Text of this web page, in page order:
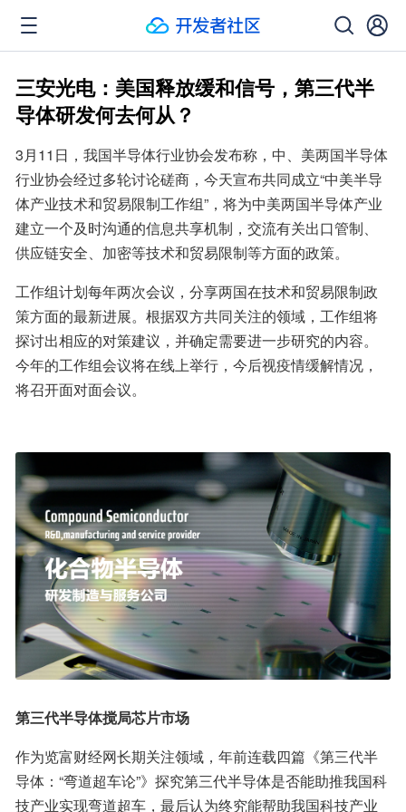
三安光电：美国释放缓和信号，第三代半
导体研发何去何从？
3月11日，我国半导体行业协会发布称，中、美两国半导体
行业协会经过多轮讨论磋商，今天宣布共同成立“中美半导
体产业技术和贸易限制工作组”，将为中美两国半导体产业
建立一个及时沟通的信息共享机制，交流有关出口管制、
供应链安全、加密等技术和贸易限制等方面的政策。
工作组计划每年两次会议，分享两国在技术和贸易限制政
策方面的最新进展。根据双方共同关注的领域，工作组将
探讨出相应的对策建议，并确定需要进一步研究的内容。
今年的工作组会议将在线上举行，今后视疫情缓解情况，
将召开面对面会议。
第三代半导体搅局芯片市场
作为览富财经网长期关注领域，年前连载四篇《第三代半
导体：“弯道超车论”》探究第三代半导体是否能助推我国科
技产业实现弯道超车，最后认为终究能帮助我国科技产业